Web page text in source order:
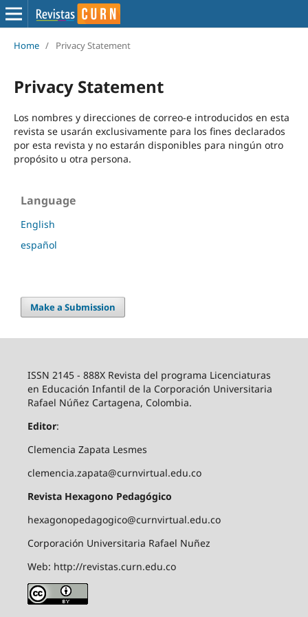
Home / Privacy Statement
Privacy Statement
Los nombres y direcciones de correo-e introducidos en esta
revista se usarán exclusivamente para los fines declarados
por esta revista y no estarán disponibles para ningún otro
propósito u otra persona.
Language
English
español
Make a Submission
ISSN 2145 - 888X Revista del programa Licenciaturas
en Educación Infantil de la Corporación Universitaria
Rafael Núñez Cartagena, Colombia.
Editor:
Clemencia Zapata Lesmes
clemencia.zapata@curnvirtual.edu.co
Revista Hexagono Pedagógico
hexagonopedagogico@curnvirtual.edu.co
Corporación Universitaria Rafael Nuñez
Web: http://revistas.curn.edu.co